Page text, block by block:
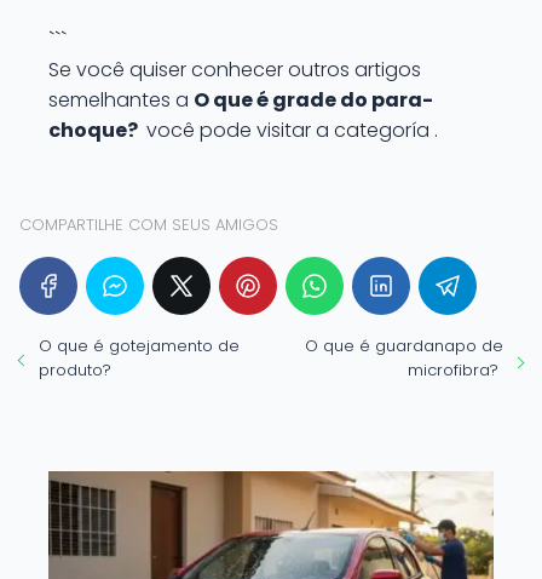
```
Se você quiser conhecer outros artigos
semelhantes a O que é grade do para-
choque? você pode visitar a categoría .
COMPARTILHE COM SEUS AMIGOS
O que é gotejamento de
produto?
O que é guardanapo de
microfibra?